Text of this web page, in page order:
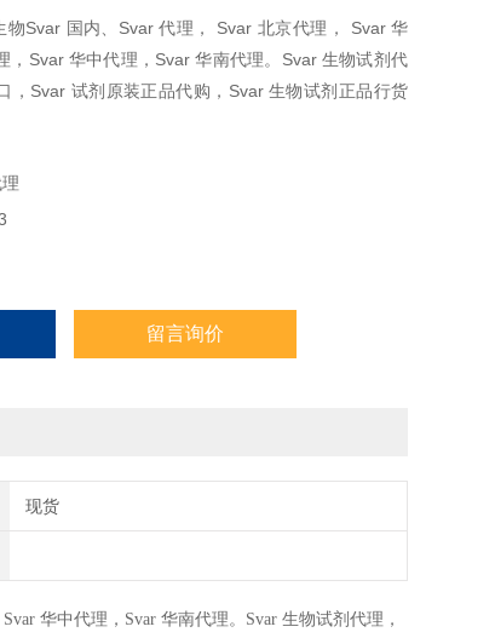
物Svar 国内、Svar 代理， Svar 北京代理， Svar 华
，Svar 华中代理，Svar 华南代理。Svar 生物试剂代
，Svar 试剂原装正品代购，Svar 生物试剂正品行货
留言询价
现货
Svar 华中代理， Svar 华南代理。 Svar 生物试剂代理，